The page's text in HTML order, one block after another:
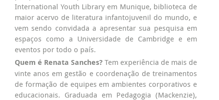
International Youth Library em Munique, biblioteca de
maior acervo de literatura infantojuvenil do mundo, e
vem sendo convidada a apresentar sua pesquisa em
espaços como a Universidade de Cambridge e em
eventos por todo o país.
Quem é Renata Sanches? Tem experiência de mais de
vinte anos em gestão e coordenação de treinamentos
de formação de equipes em ambientes corporativos e
educacionais. Graduada em Pedagogia (Mackenzie),